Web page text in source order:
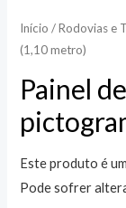
Início /Rodovias e
(1,10 metro)
Painel
Este produto é
Pode sofrer